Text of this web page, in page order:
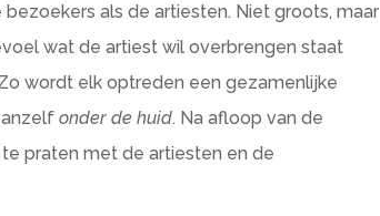
als de artiesten. Niet groots, maar
wat de artiest wil overbrengen staat
wordt elk optreden een gezamenlijke
onder de huid. Na afloop van de
praten met de artiesten en de